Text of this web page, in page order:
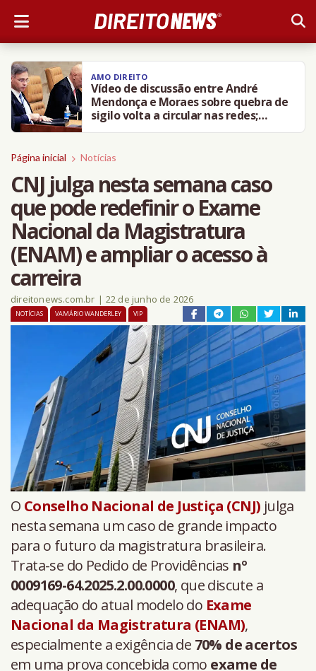
AMO DIREITO
Vídeo de discussão entre André
Mendonça e Moraes sobre quebra de
sigilo volta a circular nas redes;
entenda
Página inicial Notícias
CNJ julga nesta semana caso
que pode redefinir o Exame
Nacional da Magistratura
(ENAM) e ampliar o acesso à
carreira
direitonews.com.br | 22 de junho de 2026
NOTÍCIAS VAMÁRIO WANDERLEY VIP
O Conselho Nacional de Justiça (CNJ) julga
nesta semana um caso de grande impacto
para o futuro da magistratura brasileira.
Trata-se do Pedido de Providências nº
0009169-64.2025.2.00.0000, que discute a
adequação do atual modelo do Exame
Nacional da Magistratura (ENAM),
especialmente a exigência de 70% de acertos
em uma prova concebida como exame de